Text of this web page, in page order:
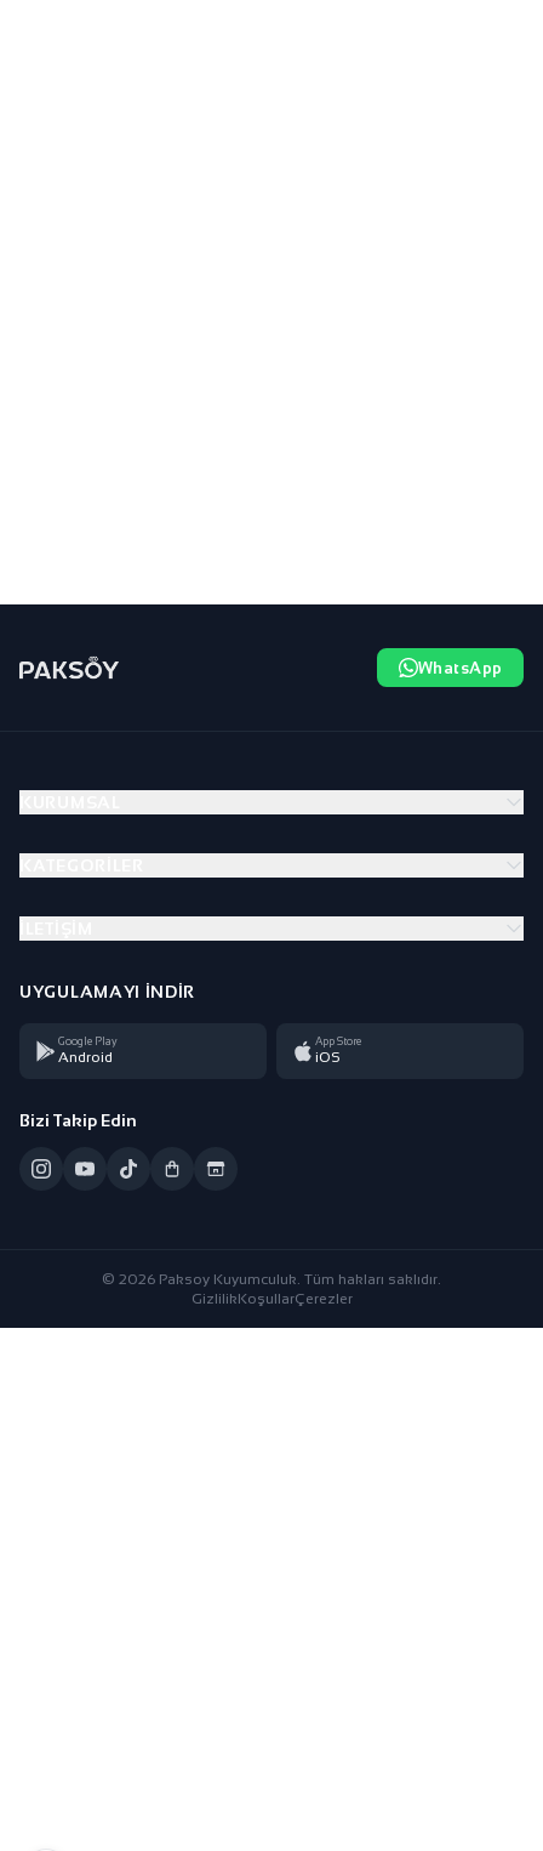
WhatsApp
UYGULAMAYI İNDIR
Google Play
Android
App Store
iOS
Bizi Takip Edin
© 2026 Paksoy Kuyumculuk. Tüm hakları saklıdır.
GizlilikKoşullarÇerezler